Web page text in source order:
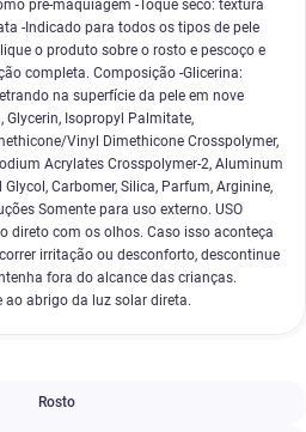
pré-maquiagem -Toque seco: textura
-Indicado para todos os tipos de pele
o produto sobre o rosto e pescoço e
completa. Composição -Glicerina:
na superfície da pele em nove
Isopropyl Palmitate,
Vinyl Dimethicone Crosspolymer,
Acrylates Crosspolymer-2, Aluminum
Carbomer, Silica, Parfum, Arginine,
Somente para uso externo. USO
direto com os olhos. Caso isso aconteça
irritação ou desconforto, descontinue
fora do alcance das crianças.
ao abrigo da luz solar direta.
Rosto